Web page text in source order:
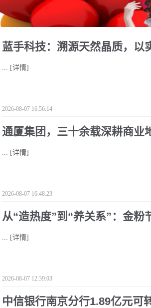
蓝手科技：溯源天然晶质，以
... [详情]
2026-08-07 16:56:14
通厦集团，三十余载深耕商业
... [详情]
2026-08-07 16:48:23
从“造热度”到“养关系”：金粉
... [详情]
2026-08-07 12:39:03
中信银行南京分行1.89亿元可